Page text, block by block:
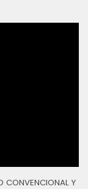
CONVENCIONAL Y